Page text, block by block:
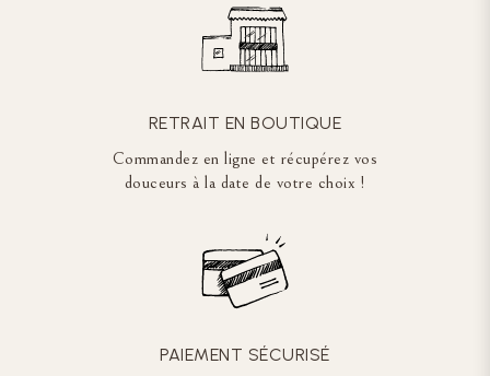
RETRAIT EN BOUTIQUE
Commandez en ligne et récupérez vos
douceurs à la date de votre choix !
PAIEMENT SÉCURISÉ